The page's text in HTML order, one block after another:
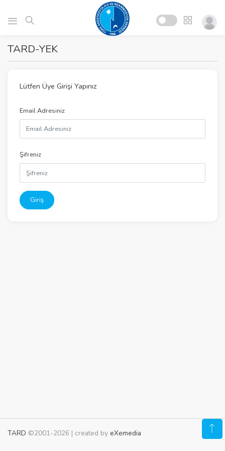
TARD-YEK
Lütfen Üye Girişi Yapınız
Email Adresiniz
Şifreniz
Giriş
TARD ©2001-2026 | created by eXemedia